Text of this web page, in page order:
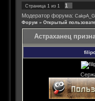
Страница 1 из 1
1
Модератор форума:
Форум » Открытый
Астраханец